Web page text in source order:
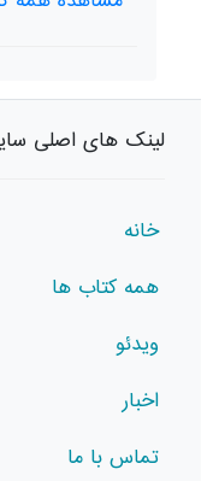
لینک های اصلی
خانه
همه کتاب ها
ویدئو
اخبار
تماس با ما